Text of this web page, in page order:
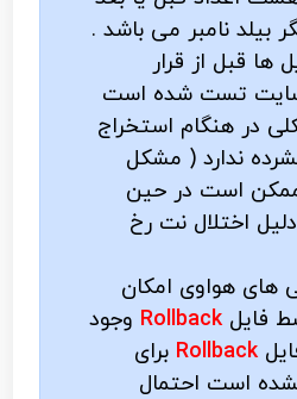
بیلد نامبر می باشد .
ها قبل از قرار
تست شده است
در هنگام استخراج
ندارد ( مشکل
است در حین
دلیل اختلال نت رخ
های هواوی امکان
فایلRollback وجود
Rollback برای
است احتمال